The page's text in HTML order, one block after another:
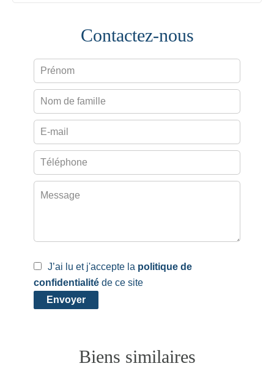
Contactez-nous
J’ai lu et j'accepte la politique de
confidentialité de ce site
Envoyer
Biens similaires